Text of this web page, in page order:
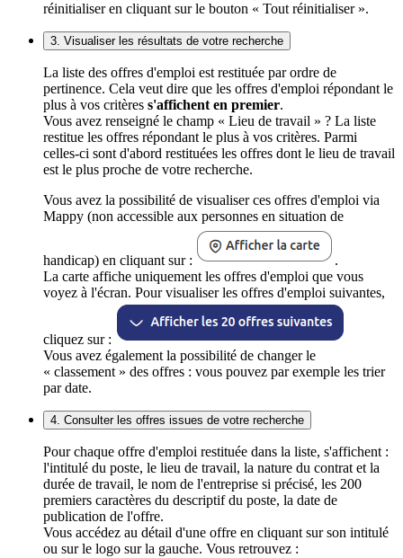
réinitialiser en cliquant sur le bouton « Tout réinitialiser ».
3. Visualiser les résultats de votre recherche
La liste des offres d'emploi est restituée par ordre de
pertinence. Cela veut dire que les offres d'emploi répondant le
plus à vos critères s'affichent en premier.
Vous avez renseigné le champ « Lieu de travail » ? La liste
restitue les offres répondant le plus à vos critères. Parmi
celles-ci sont d'abord restituées les offres dont le lieu de travail
est le plus proche de votre recherche.
Vous avez la possibilité de visualiser ces offres d'emploi via
Mappy (non accessible aux personnes en situation de
handicap) en cliquant sur :
.
La carte affiche uniquement les offres d'emploi que vous
voyez à l'écran. Pour visualiser les offres d'emploi suivantes,
cliquez sur :
Vous avez également la possibilité de changer le
« classement » des offres : vous pouvez par exemple les trier
par date.
4. Consulter les offres issues de votre recherche
Pour chaque offre d'emploi restituée dans la liste, s'affichent :
l'intitulé du poste, le lieu de travail, la nature du contrat et la
durée de travail, le nom de l'entreprise si précisé, les 200
premiers caractères du descriptif du poste, la date de
publication de l'offre.
Vous accédez au détail d'une offre en cliquant sur son intitulé
ou sur le logo sur la gauche. Vous retrouvez :